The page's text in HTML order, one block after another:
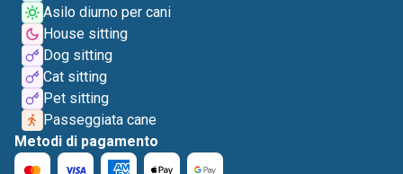
Asilo diurno per cani
House sitting
Dog sitting
Cat sitting
Pet sitting
Passeggiata cane
Metodi di pagamento